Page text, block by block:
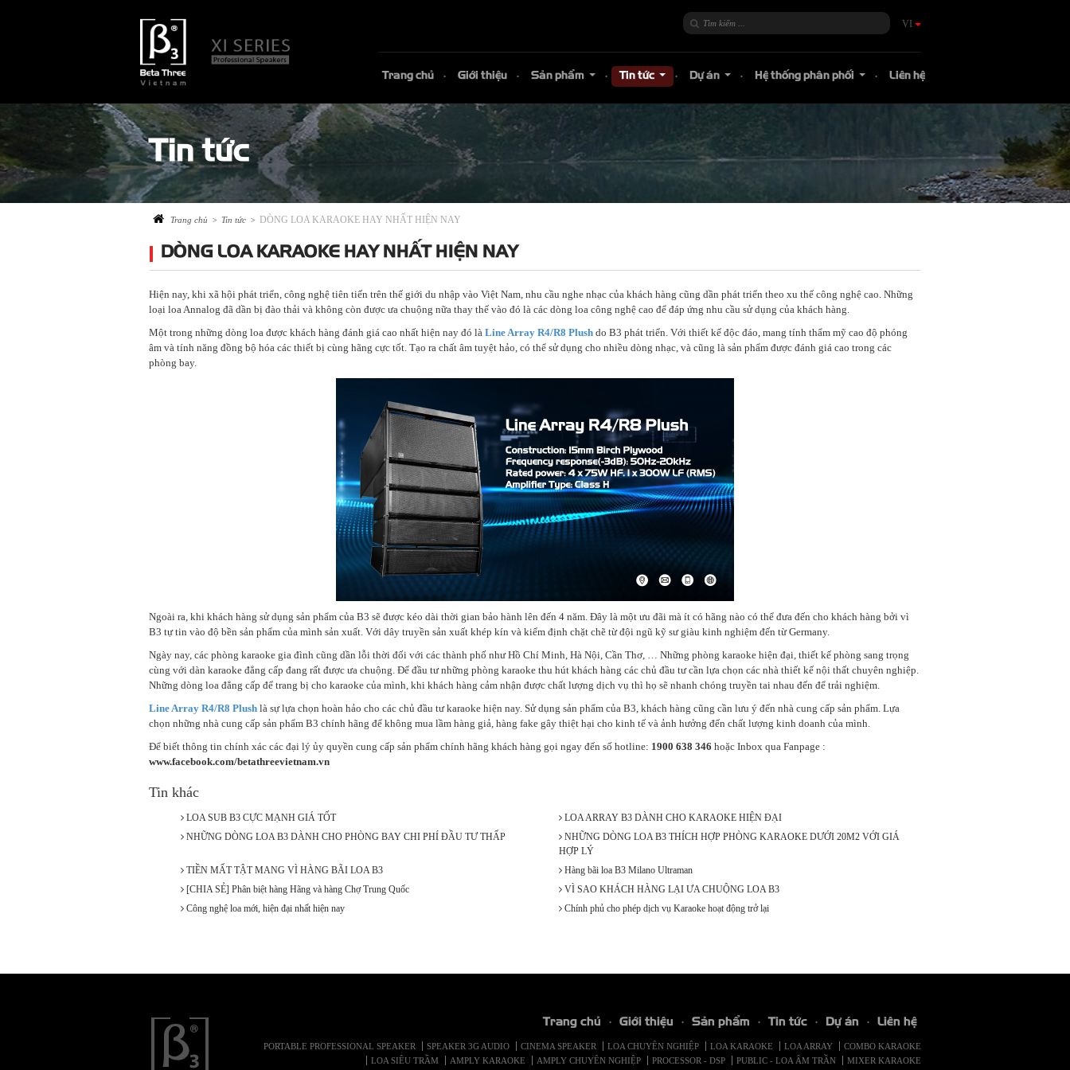
VI
Trang chủ Giới thiệu Sản phẩm Tin tức Dự án Hệ thống phân phối Liên hệ
Tin tức
Trang chủ > Tin tức > DÒNG LOA KARAOKE HAY NHẤT HIỆN NAY
DÒNG LOA KARAOKE HAY NHẤT HIỆN NAY
Hiện nay, khi xã hội phát triển, công nghệ tiên tiến trên thế giới du nhập vào Việt Nam, nhu cầu nghe nhạc của khách hàng cũng dần phát triển theo xu thế công nghệ cao. Những
loại loa Annalog đã dần bị đào thải và không còn được ưa chuộng nữa thay thế vào đó là các dòng loa công nghệ cao để đáp ứng nhu cầu sử dụng của khách hàng.
Một trong những dòng loa được khách hàng đánh giá cao nhất hiện nay đó là Line Array R4/R8 Plush do B3 phát triển. Với thiết kế độc đáo, mang tính thẩm mỹ cao độ phóng
âm và tính năng đồng bộ hóa các thiết bị cùng hãng cực tốt. Tạo ra chất âm tuyệt hảo, có thể sử dụng cho nhiều dòng nhạc, và cũng là sản phẩm được đánh giá cao trong các
phòng bay.
Ngoài ra, khi khách hàng sử dụng sản phẩm của B3 sẽ được kéo dài thời gian bảo hành lên đến 4 năm. Đây là một ưu đãi mà ít có hãng nào có thể đưa đến cho khách hàng bởi vì
B3 tự tin vào độ bền sản phẩm của mình sản xuất. Với dây truyền sản xuất khép kín và kiểm định chặt chẽ từ đội ngũ kỹ sư giàu kinh nghiệm đến từ Germany.
Ngày nay, các phòng karaoke gia đình cũng dần lỗi thời đối với các thành phố như Hồ Chí Minh, Hà Nội, Cần Thơ, … Những phòng karaoke hiện đại, thiết kế phòng sang trọng
cùng với dàn karaoke đẳng cấp đang rất được ưa chuộng. Để đầu tư những phòng karaoke thu hút khách hàng các chủ đầu tư cần lựa chọn các nhà thiết kế nội thất chuyên nghiệp.
Những dòng loa đẳng cấp để trang bị cho karaoke của mình, khi khách hàng cảm nhận được chất lượng dịch vụ thì họ sẽ nhanh chóng truyền tai nhau đến để trải nghiệm.
Line Array R4/R8 Plush là sự lựa chọn hoàn hảo cho các chủ đầu tư karaoke hiện nay. Sử dụng sản phẩm của B3, khách hàng cũng cần lưu ý đến nhà cung cấp sản phẩm. Lựa
chọn những nhà cung cấp sản phẩm B3 chính hãng để không mua lầm hàng giả, hàng fake gây thiệt hại cho kinh tế và ảnh hưởng đến chất lượng kinh doanh của mình.
Để biết thông tin chính xác các đại lý ủy quyền cung cấp sản phẩm chính hãng khách hàng gọi ngay đến số hotline: 1900 638 346 hoặc Inbox qua Fanpage :
www.facebook.com/betathreevietnam.vn
Tin khác
LOA SUB B3 CỰC MẠNH GIÁ TỐT
LOA ARRAY B3 DÀNH CHO KARAOKE HIỆN ĐẠI
NHỮNG DÒNG LOA B3 DÀNH CHO PHÒNG BAY CHI PHÍ ĐẦU TƯ THẤP
NHỮNG DÒNG LOA B3 THÍCH HỢP PHÒNG KARAOKE DƯỚI 20M2 VỚI GIÁ
HỢP LÝ
TIỀN MẤT TẬT MANG VÌ HÀNG BÃI LOA B3
Hàng bãi loa B3 Milano Ultraman
[CHIA SẺ] Phân biệt hàng Hãng và hàng Chợ Trung Quốc
VÌ SAO KHÁCH HÀNG LẠI ƯA CHUỘNG LOA B3
Công nghệ loa mới, hiện đại nhất hiện nay
Chính phủ cho phép dịch vụ Karaoke hoạt động trở lại
Trang chủ Giới thiệu Sản phẩm Tin tức Dự án Liên hệ
PORTABLE PROFESSIONAL SPEAKER SPEAKER 3G AUDIO CINEMA SPEAKER LOA CHUYÊN NGHIỆP LOA KARAOKE LOA ARRAY
COMBO KARAOKE
LOA SIÊU TRẦM
AMPLY KARAOKE AMPLY CHUYÊN NGHIỆP PROCESSOR - DSP PUBLIC - LOA ÂM TRẦN MIXER KARAOKE